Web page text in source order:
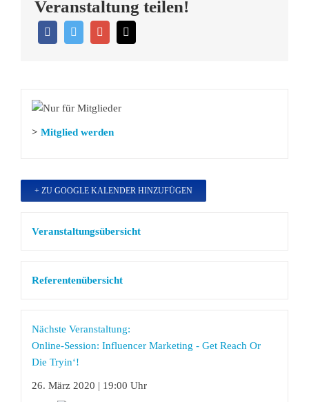
Veranstaltung teilen!
> Mitglied werden
+ ZU GOOGLE KALENDER HINZUFÜGEN
Veranstaltungsübersicht
Referentenübersicht
Nächste Veranstaltung:
Online-Session: Influencer Marketing - Get Reach Or
Die Tryin‘!
26. März 2020 | 19:00 Uhr